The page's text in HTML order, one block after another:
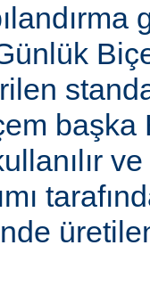
başka